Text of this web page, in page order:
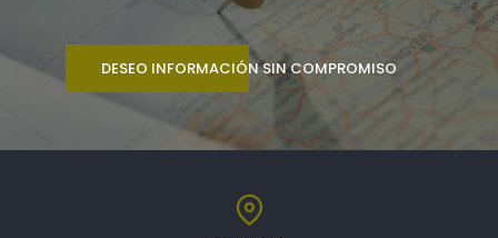
DESEO INFORMACIÓN SIN COMPROMISO